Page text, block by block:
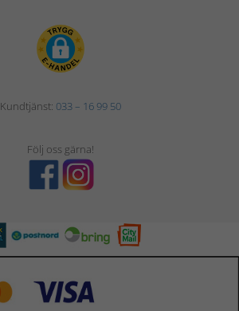
Kundtjänst: 033 – 16 99 50
Följ oss gärna!